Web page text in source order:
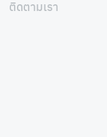
ติดตามเรา